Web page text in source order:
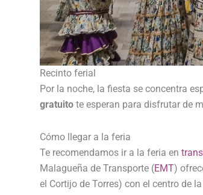
Recinto ferial
Por la noche, la fiesta se concentra
gratuito te esperan para disfrutar de
Cómo llegar a la feria
Te recomendamos ir a la feria en
Malagueña de Transporte (EMT)
el Cortijo de Torres) con el centro de